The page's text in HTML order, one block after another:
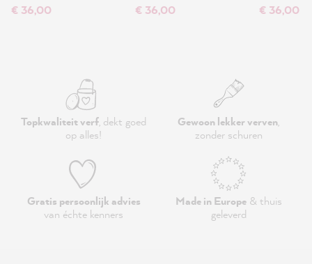
€ 36,00 € 36,00 € 36,00
Topkwaliteit verf, dekt goed
op alles!
Gewoon lekker verven,
zonder schuren
Gratis persoonlijk advies
van échte kenners
Made in Europe& thuis
geleverd